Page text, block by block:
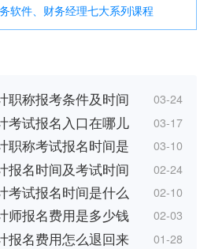
软件、财务经理七大系列课程
职称报考条件及时间 03-24
考试报名入口在哪儿 03-17
职称考试报名时间是 03-10
报名时间及考试时间 02-24
考试报名时间是什么 02-10
师报名费用是多少钱 02-03
报名费用怎么退回来 01-28